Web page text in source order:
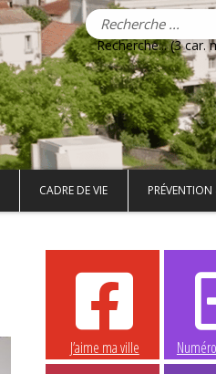
Recherche... (3 car.
CADRE DE VIE PRÉVENTION
J’aime ma ville